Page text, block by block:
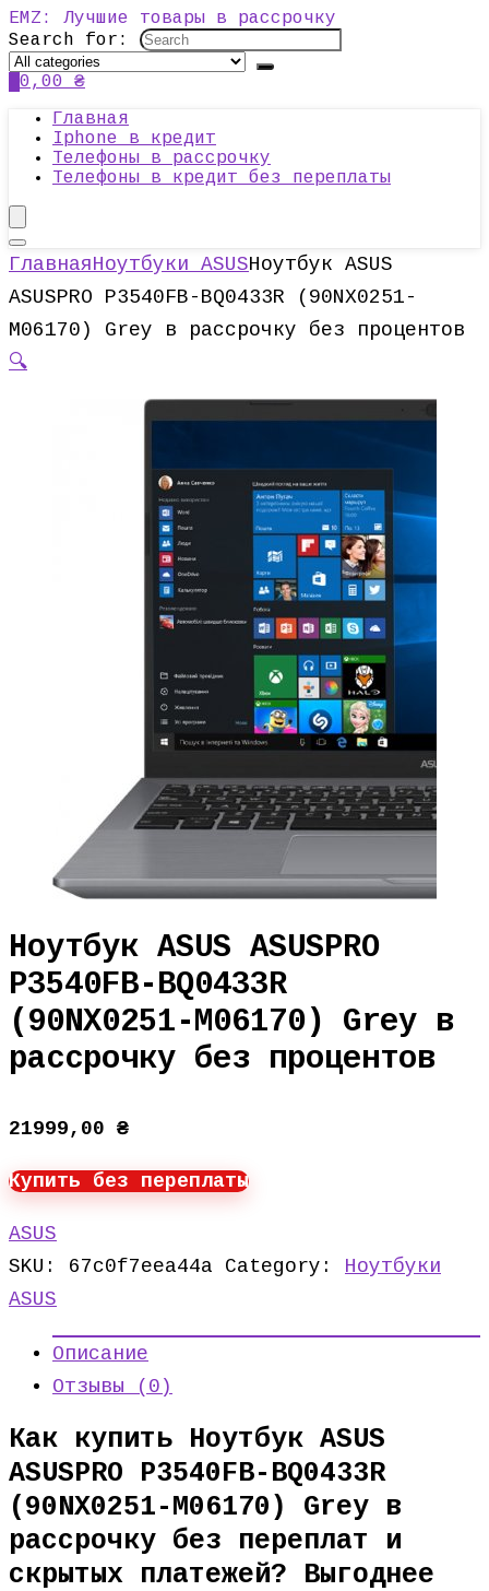
EMZ: Лучшие товары в рассрочку
Search for:
0,00 ₴
Главная
Iphone в кредит
Телефоны в рассрочку
Телефоны в кредит без переплаты
ГлавнаяНоутбуки ASUSНоутбук ASUS
ASUSPRO P3540FB-BQ0433R (90NX0251-
M06170) Grey в рассрочку без процентов
🔍
Ноутбук ASUS ASUSPRO
P3540FB-BQ0433R
(90NX0251-M06170) Grey в
рассрочку без процентов
21999,00 ₴
Купить без переплаты
ASUS
SKU: 67c0f7eea44a Category: Ноутбуки
ASUS
Описание
Отзывы (0)
Как купить Ноутбук ASUS
ASUSPRO P3540FB-BQ0433R
(90NX0251-M06170) Grey в
рассрочку без переплат и
скрытых платежей? Выгоднее